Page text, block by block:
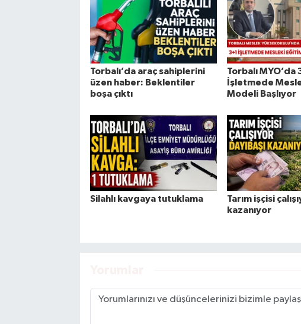
Torbalı’da araç sahiplerini
üzen haber: Beklentiler
boşa çıktı
Torbalı MYO’da
İşletmede
Modeli Başlıyor
Silahlı kavgaya tutuklama
Tarım işçisi
kazanıyor